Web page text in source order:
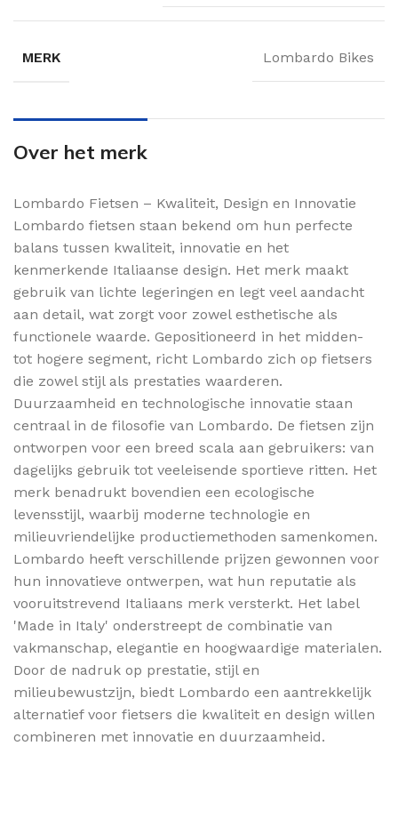
MERK Lombardo Bikes
Over het merk
Lombardo Fietsen – Kwaliteit, Design en Innovatie
Lombardo fietsen staan bekend om hun perfecte
balans tussen kwaliteit, innovatie en het
kenmerkende Italiaanse design. Het merk maakt
gebruik van lichte legeringen en legt veel aandacht
aan detail, wat zorgt voor zowel esthetische als
functionele waarde. Gepositioneerd in het midden-
tot hogere segment, richt Lombardo zich op fietsers
die zowel stijl als prestaties waarderen.
Duurzaamheid en technologische innovatie staan
centraal in de filosofie van Lombardo. De fietsen zijn
ontworpen voor een breed scala aan gebruikers: van
dagelijks gebruik tot veeleisende sportieve ritten. Het
merk benadrukt bovendien een ecologische
levensstijl, waarbij moderne technologie en
milieuvriendelijke productiemethoden samenkomen.
Lombardo heeft verschillende prijzen gewonnen voor
hun innovatieve ontwerpen, wat hun reputatie als
vooruitstrevend Italiaans merk versterkt. Het label
'Made in Italy' onderstreept de combinatie van
vakmanschap, elegantie en hoogwaardige materialen.
Door de nadruk op prestatie, stijl en
milieubewustzijn, biedt Lombardo een aantrekkelijk
alternatief voor fietsers die kwaliteit en design willen
combineren met innovatie en duurzaamheid.